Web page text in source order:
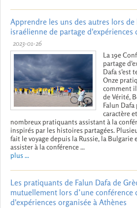
Apprendre les uns des autres lors de
israélienne de partage d'expériences
2023-01-26
La 19e
partage
Dafa s'est
Onze
comment
de Vérité,
Falun
caractère
nombreux pratiquants assistant à la
inspirés par les histoires partagées.
fait le voyage depuis la Russie, la
assister à la conférence ...
plus ...
Les pratiquants de Falun Dafa de
mutuellement lors d’une conférence
d'expériences organisée à Athènes